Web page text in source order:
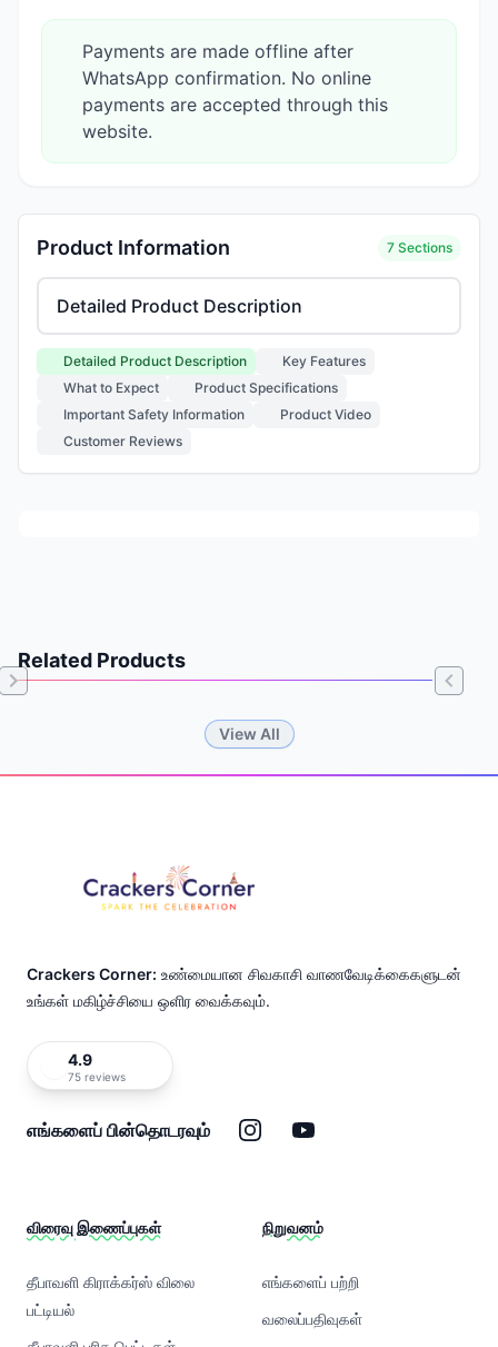
Payments are made offline after
WhatsApp confirmation. No online
payments are accepted through this
website.
Product Information 7 Sections
Select product information section
Detailed Product Description
Key Features
What to Expect
Product Specifications
Important Safety Information
Product Video
Customer Reviews
Related Products
View All
of
Crackers Corner: உண்மையான சிவகாசி வாணவேடிக்கைகளுடன்
உங்கள் மகிழ்ச்சியை ஒளிர வைக்கவும்.
4.9
75 reviews
எங்களைப் பின்தொடரவும் இன்ஸ்டாகிராம்
யூடியூப்
விரைவு இணைப்புகள்
தீபாவளி கிராக்கர்ஸ் விலை
பட்டியல்
நிறுவனம்
எங்களைப் பற்றி
வலைப்பதிவுகள்